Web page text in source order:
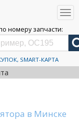
номеру запчасти:
SMART-КАРТА
> M5
в Минске